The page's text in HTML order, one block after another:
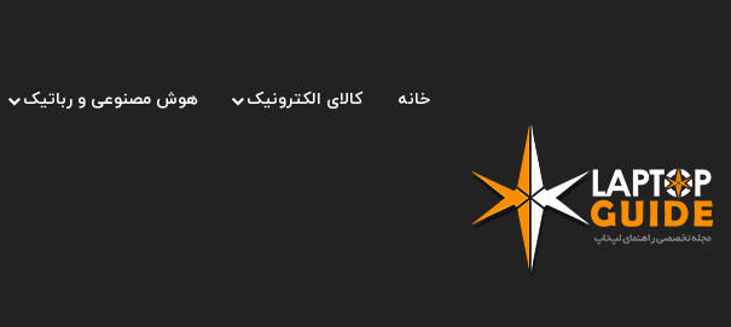
خانه کالای الکترونیک هوش مصنوعی و رباتیک
صفحه اصلی